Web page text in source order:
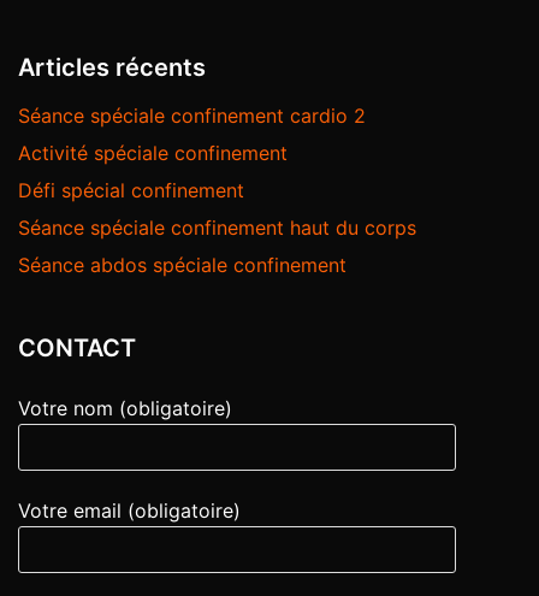
Articles récents
Séance spéciale confinement cardio 2
Activité spéciale confinement
Défi spécial confinement
Séance spéciale confinement haut du corps
Séance abdos spéciale confinement
CONTACT
Votre nom (obligatoire)
Votre email (obligatoire)